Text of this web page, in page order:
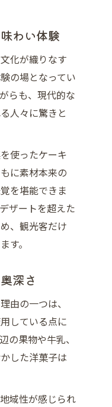
なひととき
楽しみ方
洋菓子体験
ら島根へ
すすめポイン
物の魅力
地体験
ーツ特集
楽しむ方法
カフェ時間
ツを伝授
しむ秘訣
せ時間
選び方ガイド
味わう極意
リング術
を徹底解説
わい体験
化が織りなす
の場となってい
らも、現代的な
人々に驚きと
使ったケーキ
に素材本来の
を堪能できま
ザートを超えた
、観光客だけ
す。
深さ
由の一つは、
している点に
の果物や牛乳、
した洋菓子は
域性が感じられ